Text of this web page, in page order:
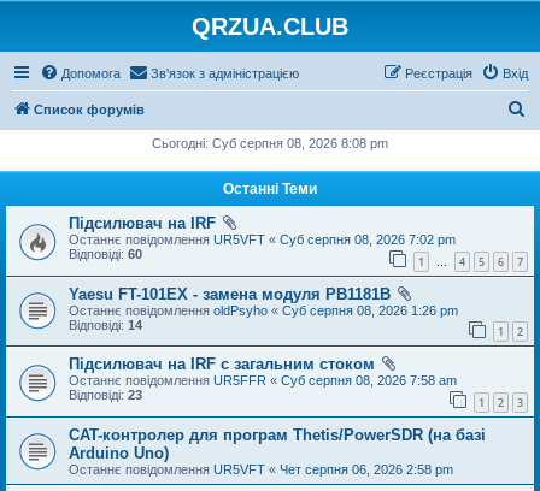
QRZUA.CLUB
Допомога Зв'язок з адміністрацією Вхід
Реєстрація
Список форумів
Сьогодні: Суб серпня 08, 2026 8:08 pm
Останні Теми
Підсилювач на IRF
Останнє повідомлення UR5VFT « Суб серпня 08, 2026 7:02 pm
Відповіді: 60 1 … 4 5 6 7
Yaesu FT-101EX - замена модуля PB1181B
Останнє повідомлення oldPsyho « Суб серпня 08, 2026 1:26 pm
Відповіді: 14 1 2
Підсилювач на IRF с загальним стоком
Останнє повідомлення UR5FFR « Суб серпня 08, 2026 7:58 am
Відповіді: 23 1 2 3
CAT-контролер для програм Thetis/PowerSDR (на базі
Arduino Uno)
Останнє повідомлення UR5VFT « Чет серпня 06, 2026 2:58 pm